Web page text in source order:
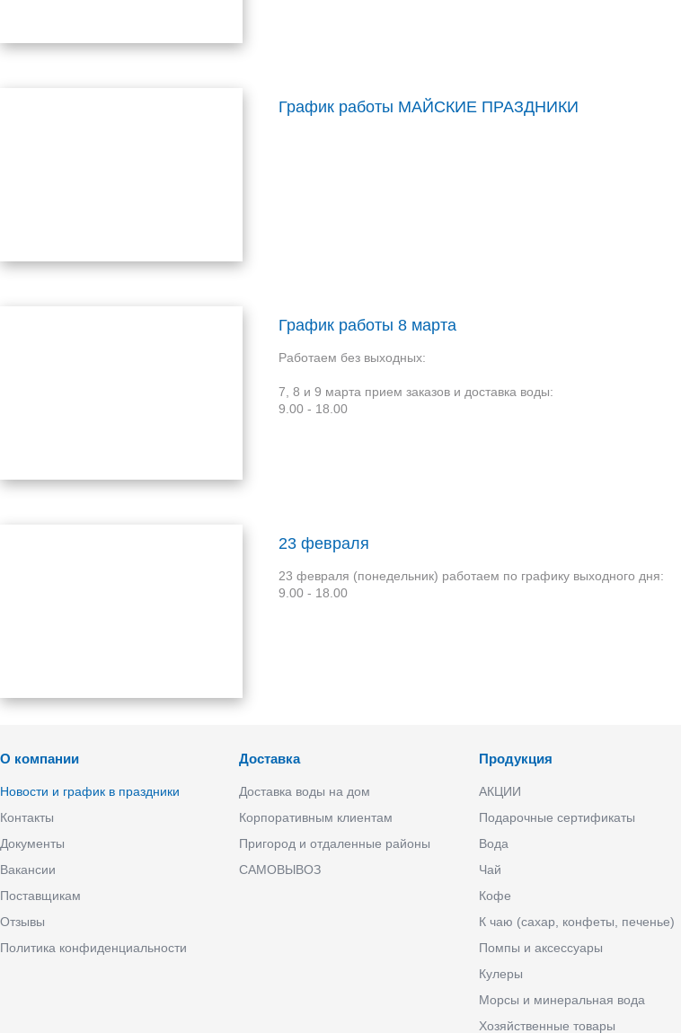
График работы МАЙСКИЕ ПРАЗДНИКИ
График работы 8 марта
Работаем без выходных:
7, 8 и 9 марта прием заказов и доставка воды:
9.00 - 18.00
23 февраля
23 февраля (понедельник) работаем по графику выходного дня:
9.00 - 18.00
О компании
Новости и график в праздники
Контакты
Документы
Вакансии
Поставщикам
Отзывы
Политика конфиденциальности
Доставка
Доставка воды на дом
Корпоративным клиентам
Пригород и отдаленные районы
САМОВЫВОЗ
Продукция
АКЦИИ
Подарочные сертификаты
Вода
Чай
Кофе
К чаю (сахар, конфеты, печенье)
Помпы и аксессуары
Кулеры
Морсы и минеральная вода
Хозяйственные товары